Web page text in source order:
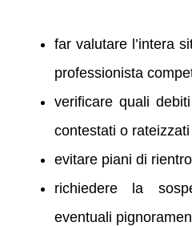
far valutare l’intera
professionista
verificare quali
contestati o rateizzati
evitare piani di
richiedere la
eventuali